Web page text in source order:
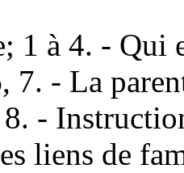
1 à 4. - Qui
7. - La
-
liens de